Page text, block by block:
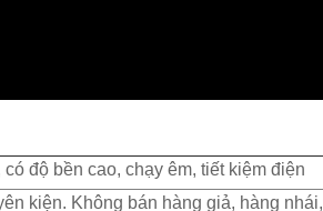
độ bền cao, chạy êm, tiết kiệm điện
kiện. Không bán hàng giả, hàng nhái,